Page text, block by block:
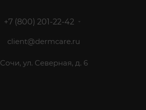
+7 (800) 201-22-42
client@dermcare.ru
Сочи, ул. Северная, д. 6